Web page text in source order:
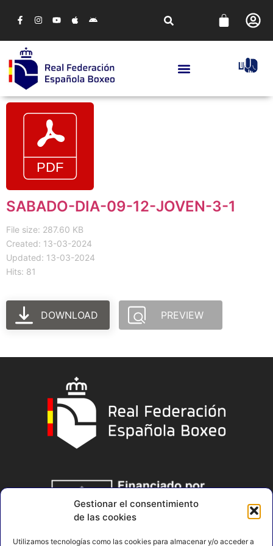
Gestionar el consentimiento
de las cookies
Utilizamos tecnologías como las cookies para almacenar y/o acceder a
SABADO-DIA-09-12-JOVEN-3-1
File size: 287.60 KB
Created: 13-03-2024
Updated: 13-03-2024
Hits: 81
DOWNLOAD PREVIEW